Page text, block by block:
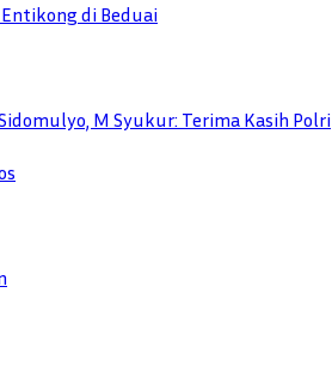
di Beduai
M Syukur: Terima Kasih Polri